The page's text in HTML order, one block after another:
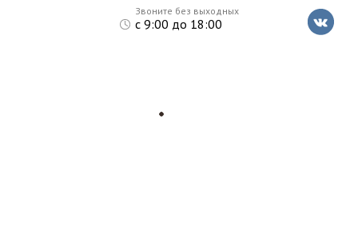
Звоните без выходных
с 9:00 до 18:00